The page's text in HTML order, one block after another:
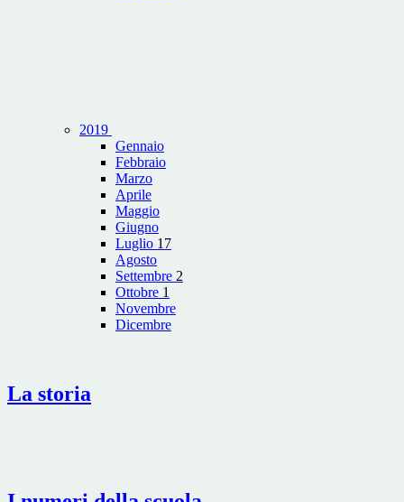
2019
Gennaio
Febbraio
Marzo
Aprile
Maggio
Giugno
Luglio 17
Agosto
Settembre 2
Ottobre 1
Novembre
Dicembre
La storia